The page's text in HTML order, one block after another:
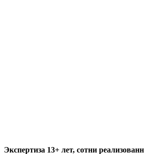
Экспертиза 13+ лет, сотни